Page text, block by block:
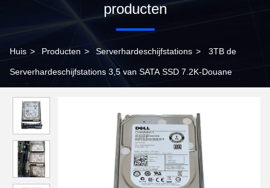
producten
Huis > Producten > Serverhardeschijfstations > 3TB de
Serverhardeschijfstations 3,5 van SATA SSD 7.2K-Douane